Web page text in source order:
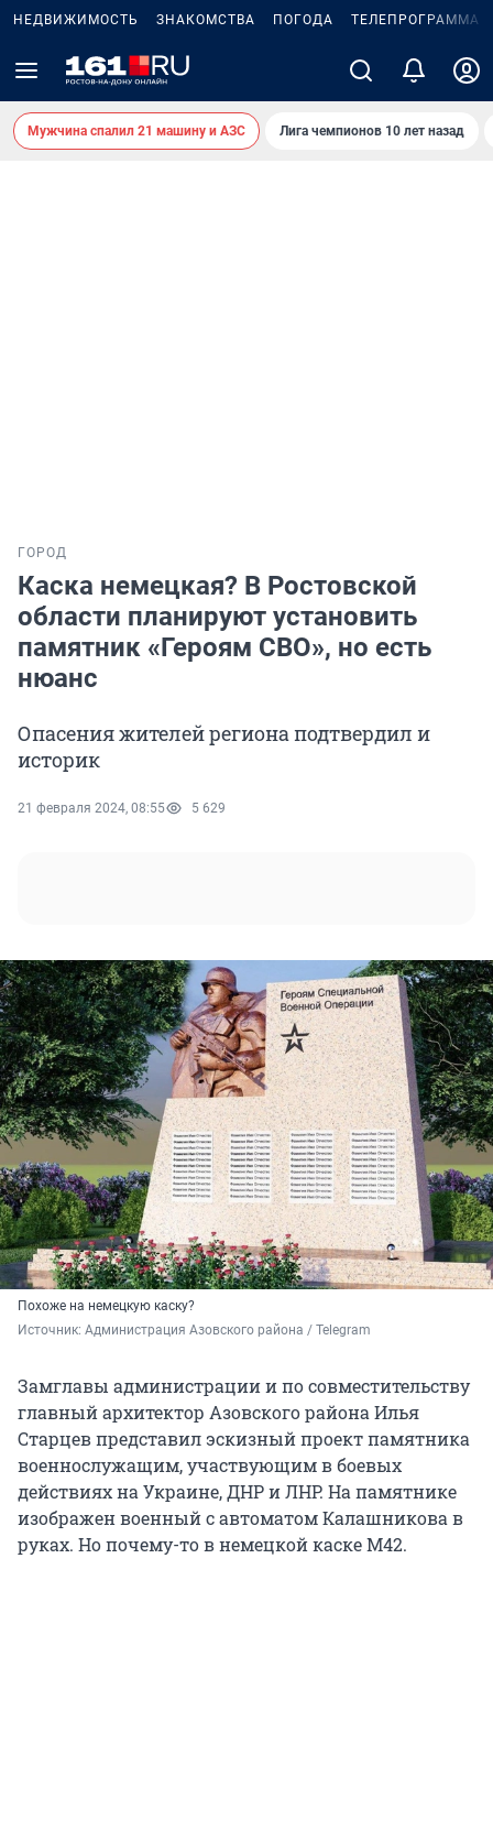
НЕДВИЖИМОСТЬ ЗНАКОМСТВА ПОГОДА ТЕЛЕПРОГРАММА
Мужчина спалил 21 машину и АЗС Лига чемпионов 10 лет назад
ГОРОД
Каска немецкая? В Ростовской
области планируют установить
памятник «Героям СВО», но есть
нюанс
Опасения жителей региона подтвердил и
историк
21 февраля 2024, 08:55 5 629
Похоже на немецкую каску?
Источник: Администрация Азовского района / Telegram
Замглавы администрации и по совместительству
главный архитектор Азовского района Илья
Старцев представил эскизный проект памятника
военнослужащим, участвующим в боевых
действиях на Украине, ДНР и ЛНР. На памятнике
изображен военный с автоматом Калашникова в
руках. Но почему-то в немецкой каске М42.